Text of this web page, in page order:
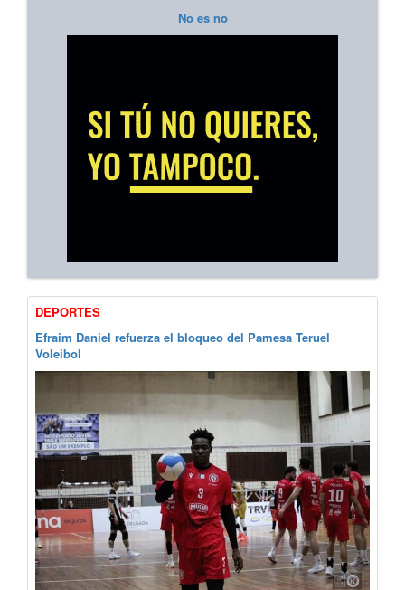
No es no
DEPORTES
Efraim Daniel refuerza el bloqueo del Pamesa Teruel
Voleibol